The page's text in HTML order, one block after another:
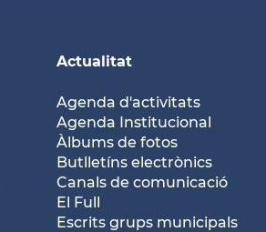
Actualitat
Agenda d'activitats
Agenda Institucional
Àlbums de fotos
Butlletíns electrònics
Canals de comunicació
El Full
Escrits grups municipals